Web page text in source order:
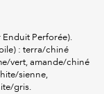
Enduit Perforée).
: terra/chiné
vert, amande/chiné
sienne,
gris.